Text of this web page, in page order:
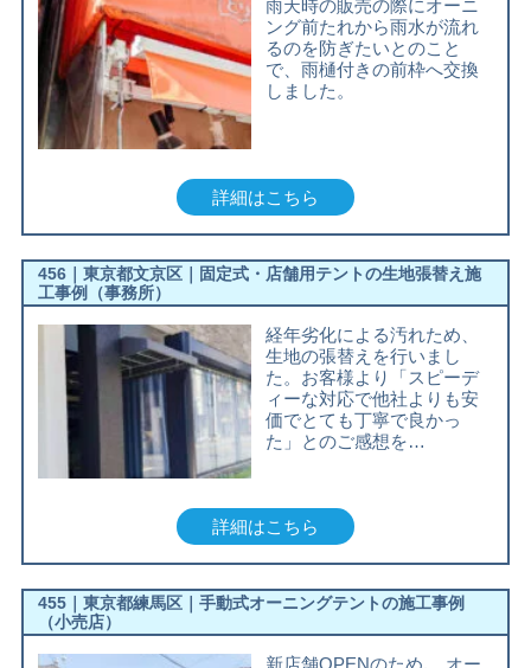
雨天時の販売の際にオーニ
ング前たれから雨水が流れ
るのを防ぎたいとのこと
で、雨樋付きの前枠へ交換
しました。
詳細はこちら
456｜東京都文京区｜固定式・店舗用テントの生地張替え施
工事例（事務所）
経年劣化による汚れため、
生地の張替えを行いまし
た。お客様より「スピーデ
ィーな対応で他社よりも安
価でとても丁寧で良かっ
た」とのご感想を…
詳細はこちら
455｜東京都練馬区｜手動式オーニングテントの施工事例
（小売店）
新店舗OPENのため,、オー